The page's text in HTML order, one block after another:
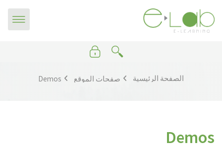
تخطى إلى المحتوى الرئيسي
الصفحة الرئيسية صفحات الموقع Demos
Demos